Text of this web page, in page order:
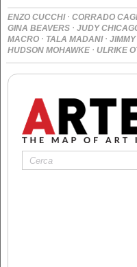
ENZO CUCCHI · CORRADO
GINA BEAVERS · JUDY
MACRO · TALA MADANI ·
HUDSON MOHAWKE · ULRIKE